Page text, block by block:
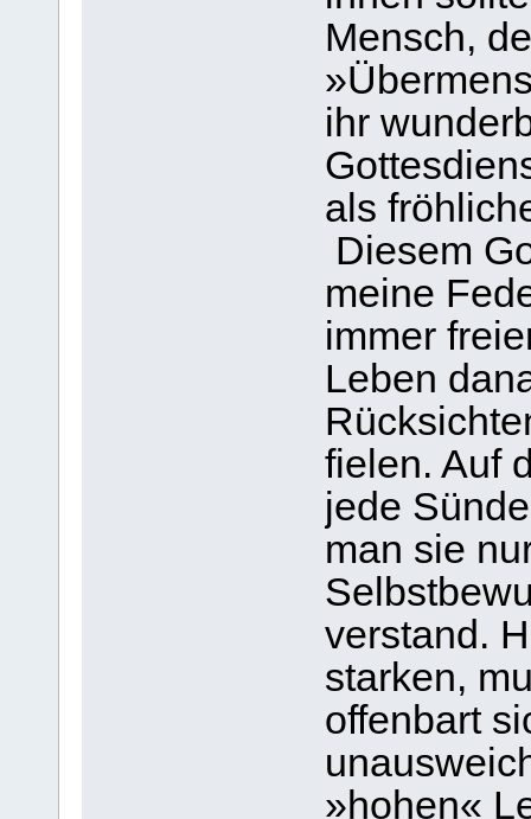
Mensch,
ihr
als
Diesem
meine
immer
Leben
fielen. Auf
jede
man sie
verstand.
starken,
offenbart
»hohen«